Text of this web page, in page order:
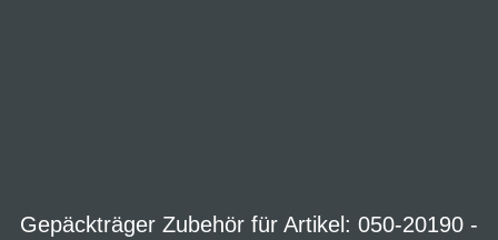
Gepäckträger Zubehör für Artikel: 050-20190 -